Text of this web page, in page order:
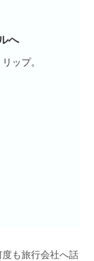
へ
ップ。
も旅行会社へ話